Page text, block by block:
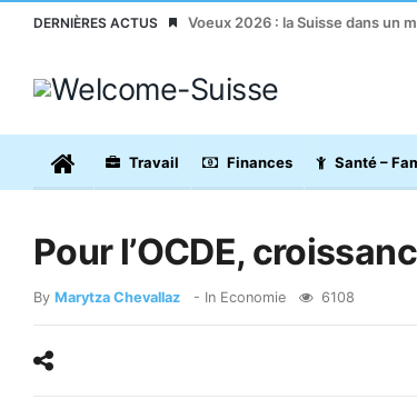
DERNIÈRES ACTUS Voeux 2026 : la Suisse dans un
Travail Finances Santé –
Pour l’OCDE,
By Marytza Chevallaz - In Economie 6108